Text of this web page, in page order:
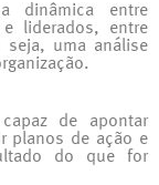
dinâmica entre
liderados, entre
seja, uma análise
de apontar
planos de ação e
do que for